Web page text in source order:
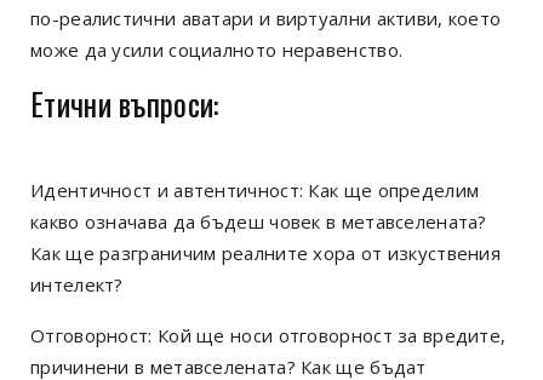
по-реалистични аватари и виртуални активи, което
може да усили социалното неравенство.
Етични въпроси:
Идентичност и автентичност: Как ще определим
какво означава да бъдеш човек в метавселената?
Как ще разграничим реалните хора от изкуствения
интелект?
Отговорност: Кой ще носи отговорност за вредите,
причинени в метавселената? Как ще бъдат